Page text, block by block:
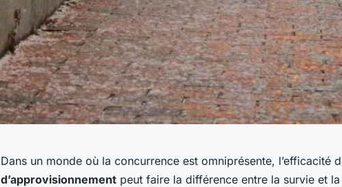
Dans un monde où la concurrence est omniprésente, l’efficacité
d’approvisionnement peut faire la différence entre la survie et la